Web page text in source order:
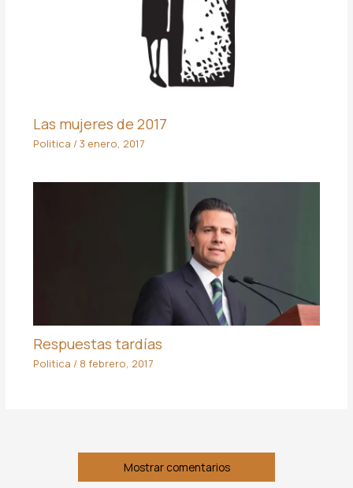
Las mujeres de 2017
Politica / 3 enero, 2017
Respuestas tardías
Politica / 8 febrero, 2017
Mostrar comentarios